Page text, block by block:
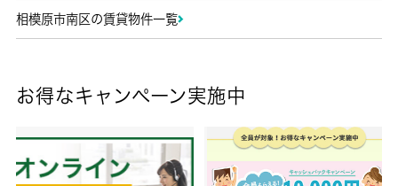
相模原市南区の賃貸物件一覧
お得なキャンペーン実施中